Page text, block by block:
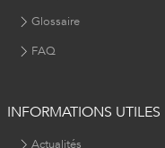
Glossaire
FAQ
INFORMATIONS UTILES
Actualités